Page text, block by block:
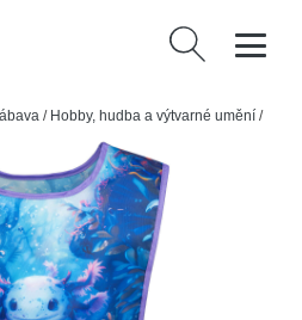
Vyhledávání
/ Hobby, hudba a výtvarné umění /